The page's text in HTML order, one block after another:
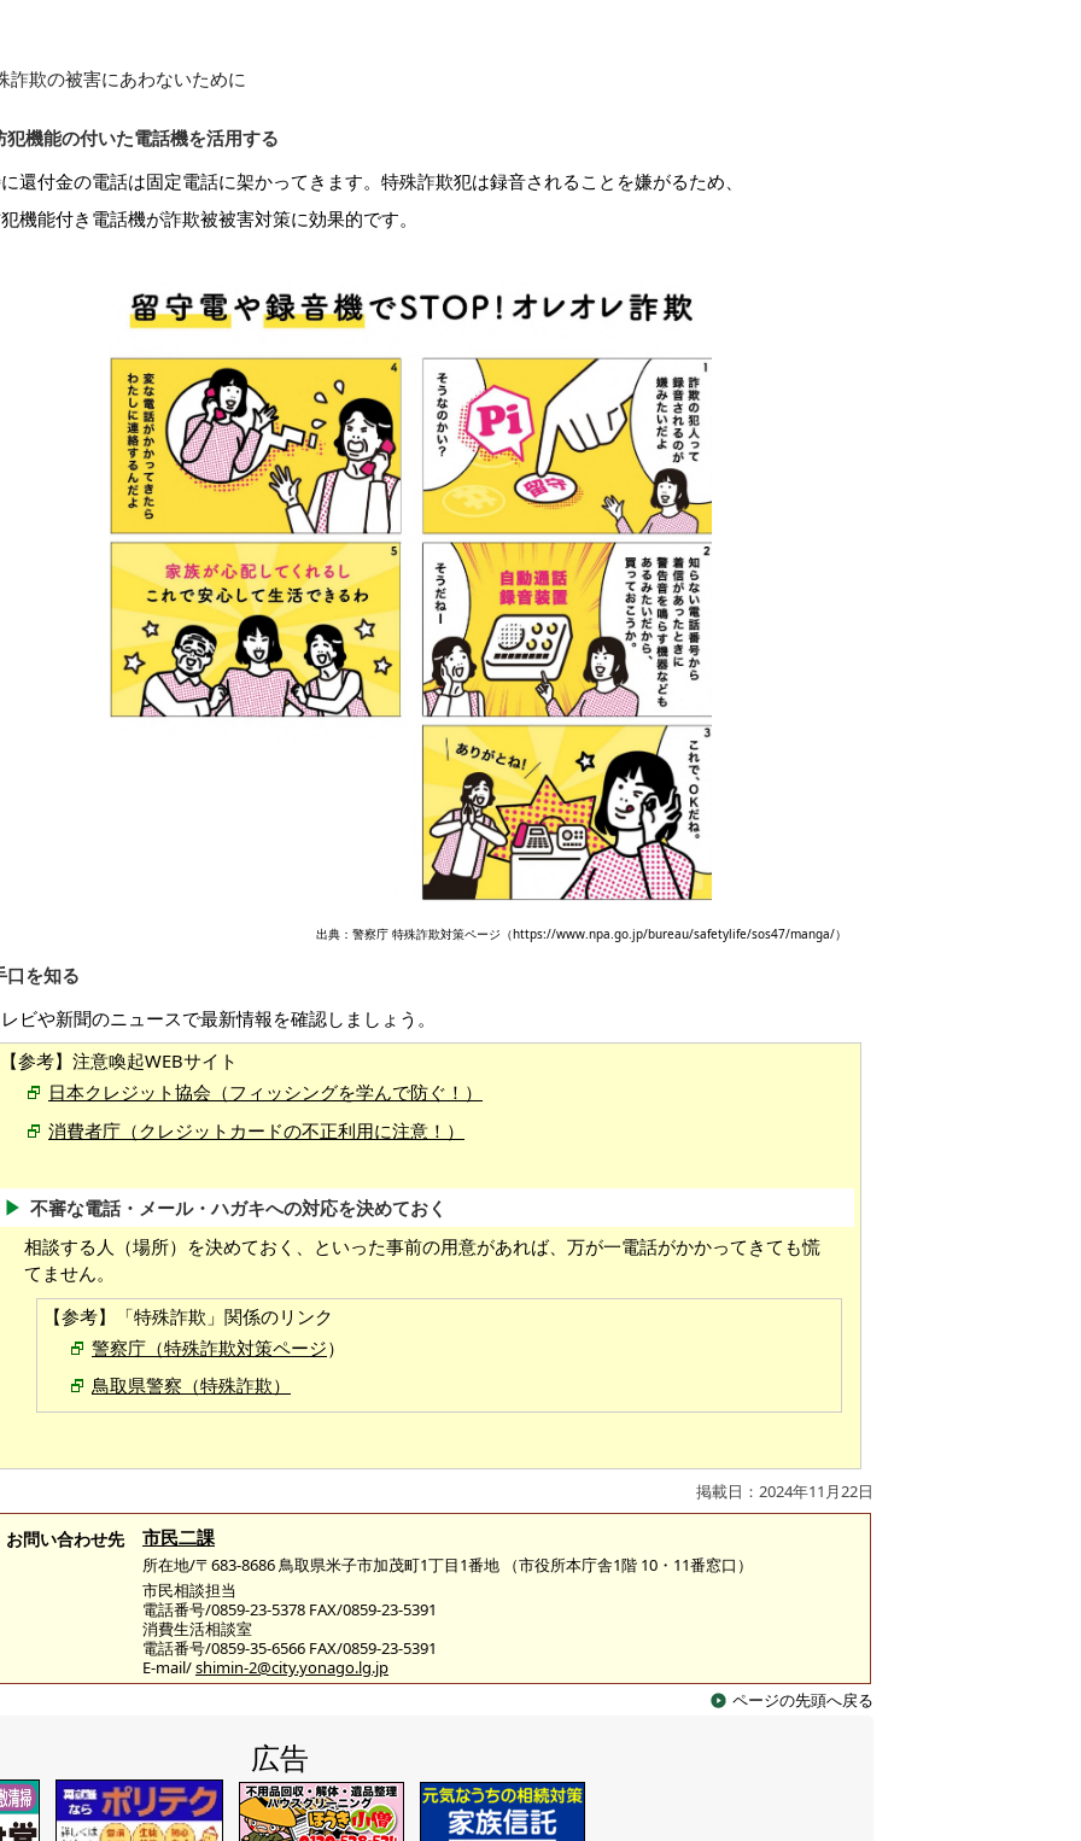
詐欺の被害にあわないために
犯機能の付いた電話機を活用する
還付金の電話は固定電話に架かってきます。特殊詐欺犯は録音されることを嫌がるため、
機能付き電話機が詐欺被被害対策に効果的です。
出典：警察庁 特殊詐欺対策ページ（https://www.npa.go.jp/bureau/safetylife/sos47/manga/）
口を知る
ビや新聞のニュースで最新情報を確認しましょう。
【参考】注意喚起WEBサイト
日本クレジット協会（フィッシングを学んで防ぐ！）
消費者庁（クレジットカードの不正利用に注意！）
不審な電話・メール・ハガキへの対応を決めておく
相談する人（場所）を決めておく、といった事前の用意があれば、万が一電話がかかってきても慌
てません。
【参考】「特殊詐欺」関係のリンク
警察庁（特殊詐欺対策ページ）
鳥取県警察（特殊詐欺）
掲載日：2024年11月22日
お問い合わせ先 市民二課
所在地/〒683-8686 鳥取県米子市加茂町1丁目1番地 （市役所本庁舎1階 10・11番窓口）
市民相談担当
電話番号/0859-23-5378 FAX/0859-23-5391
消費生活相談室
電話番号/0859-35-6566 FAX/0859-23-5391
E-mail/shimin-2@city.yonago.lg.jp
ページの先頭へ戻る
広告